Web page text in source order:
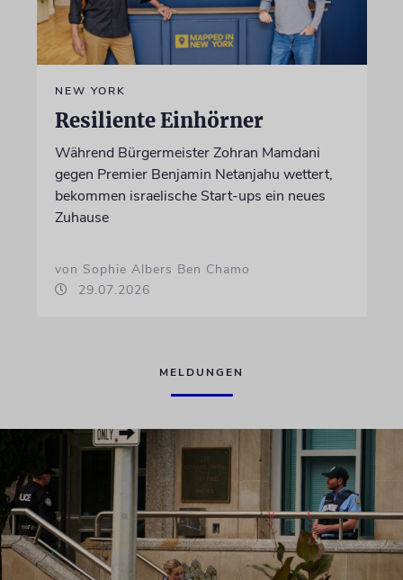
NEW YORK
Resiliente Einhörner
Während Bürgermeister Zohran Mamdani
gegen Premier Benjamin Netanjahu wettert,
bekommen israelische Start-ups ein neues
Zuhause
von Sophie Albers Ben Chamo
29.07.2026
MELDUNGEN